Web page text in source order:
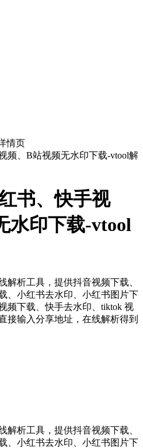
情页
书、快手视
水印下载-vtool
解析工具，提供抖音视频下载、
、小红书去水印、小红书图片下
频下载、快手去水印、tiktok 视
接输入分享地址，在线解析得到
解析工具，提供抖音视频下载、
、小红书去水印、小红书图片下